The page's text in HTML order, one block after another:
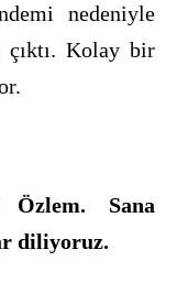
nedeniyle
Kolay bir
Sana
diliyoruz.